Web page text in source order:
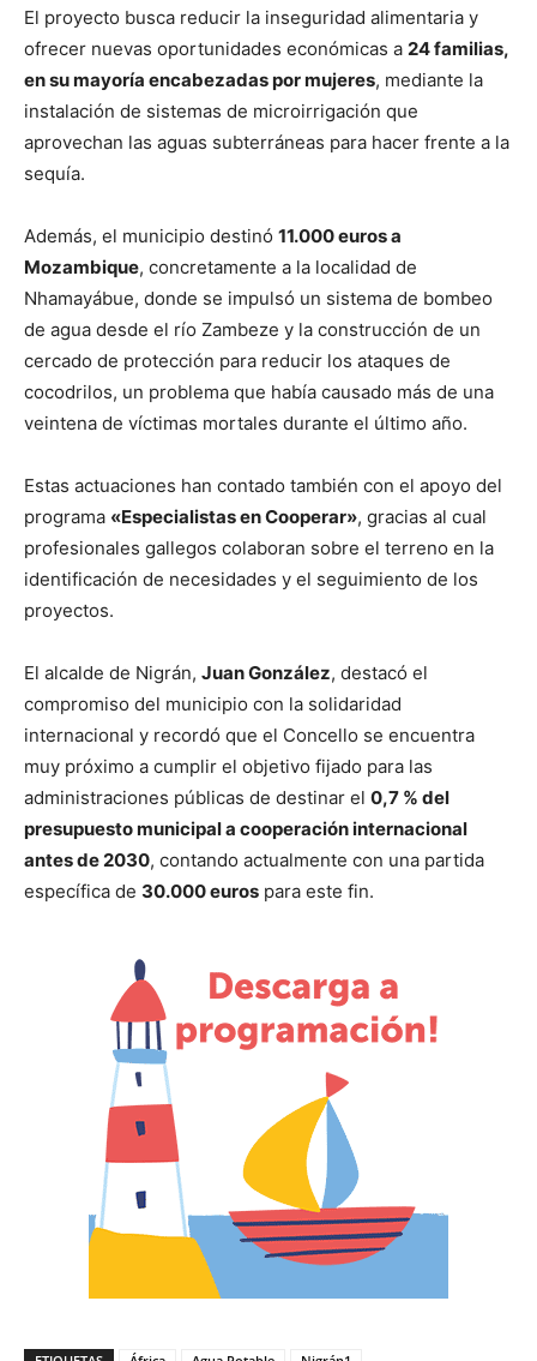
El proyecto busca reducir la inseguridad alimentaria y
ofrecer nuevas oportunidades económicas a 24 familias,
en su mayoría encabezadas por mujeres, mediante la
instalación de sistemas de microirrigación que
aprovechan las aguas subterráneas para hacer frente a la
sequía.
Además, el municipio destinó 11.000 euros a
Mozambique, concretamente a la localidad de
Nhamayábue, donde se impulsó un sistema de bombeo
de agua desde el río Zambeze y la construcción de un
cercado de protección para reducir los ataques de
cocodrilos, un problema que había causado más de una
veintena de víctimas mortales durante el último año.
Estas actuaciones han contado también con el apoyo del
programa «Especialistas en Cooperar», gracias al cual
profesionales gallegos colaboran sobre el terreno en la
identificación de necesidades y el seguimiento de los
proyectos.
El alcalde de Nigrán, Juan González, destacó el
compromiso del municipio con la solidaridad
internacional y recordó que el Concello se encuentra
muy próximo a cumplir el objetivo fijado para las
administraciones públicas de destinar el 0,7 % del
presupuesto municipal a cooperación internacional
antes de 2030, contando actualmente con una partida
específica de 30.000 euros para este fin.